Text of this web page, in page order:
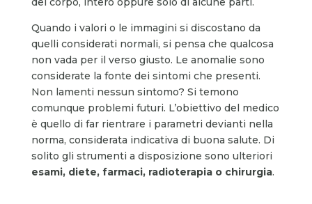
Quando i valori o le immagini si discostano da
quelli considerati normali, si pensa che qualcosa
non vada per il verso giusto. Le anomalie sono
considerate la fonte dei sintomi che presenti.
Non lamenti nessun sintomo? Si temono
comunque problemi futuri. L’obiettivo del medico
è quello di far rientrare i parametri devianti nella
norma, considerata indicativa di buona salute. Di
solito gli strumenti a disposizione sono ulteriori
esami, diete, farmaci, radioterapia o chirurgia.